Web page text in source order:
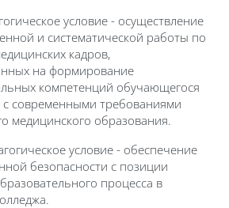
условие - осуществление
и систематической работы по
кадров,
на формирование
компетенций обучающегося
с современными требованиями
медицинского образования.
условие - обеспечение
безопасности с позиции
процесса в